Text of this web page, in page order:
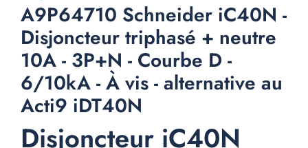
A9P64710 Schneider iC40N -
Disjoncteur triphasé + neutre
10A - 3P+N - Courbe D -
6/10kA - À vis - alternative au
Acti9 iDT40N
Disjoncteur iC40N